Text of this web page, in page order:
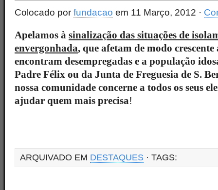
Colocado por fundacao em 11 Março, 2012 ·
Apelamos à sinalização das situações de
envergonhada, que afetam de modo
encontram desempregadas e a população
Padre Félix ou da Junta de Freguesia de S.
nossa comunidade concerne a todos os seus
ajudar quem mais precisa!
ARQUIVADO EM DESTAQUES · TAGS: